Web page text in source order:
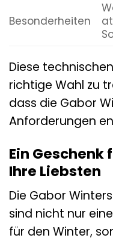
Besonderheiten
Diese
richtige Wahl zu
dass die Gabor
Anforderungen
Ein Geschenk
Ihre Liebsten
Die Gabor
sind nicht nur
für den Winter,